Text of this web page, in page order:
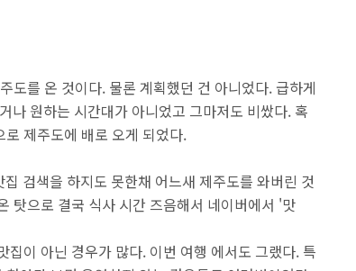
도를 온 것이다. 물론 계획했던 건 아니었다. 급하게
나 원하는 시간대가 아니었고 그마저도 비쌌다. 혹
제주도에 배로 오게 되었다.
검색을 하지도 못한채 어느새 제주도를 와버린 것
탓으로 결국 식사 시간 즈음해서 네이버에서 '맛
이 아닌 경우가 많다. 이번 여행 에서도 그랬다. 특